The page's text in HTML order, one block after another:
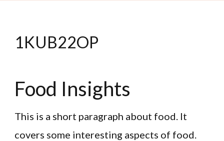
1KUB22OP
Food Insights
This is a short paragraph about food. It
covers some interesting aspects of food.